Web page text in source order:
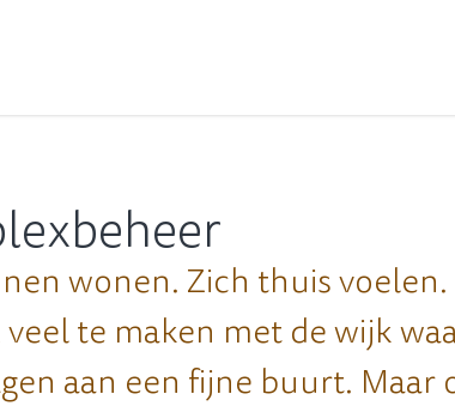
wonen. Zich thuis
te maken met de wijk
aan een fijne buurt. Maar